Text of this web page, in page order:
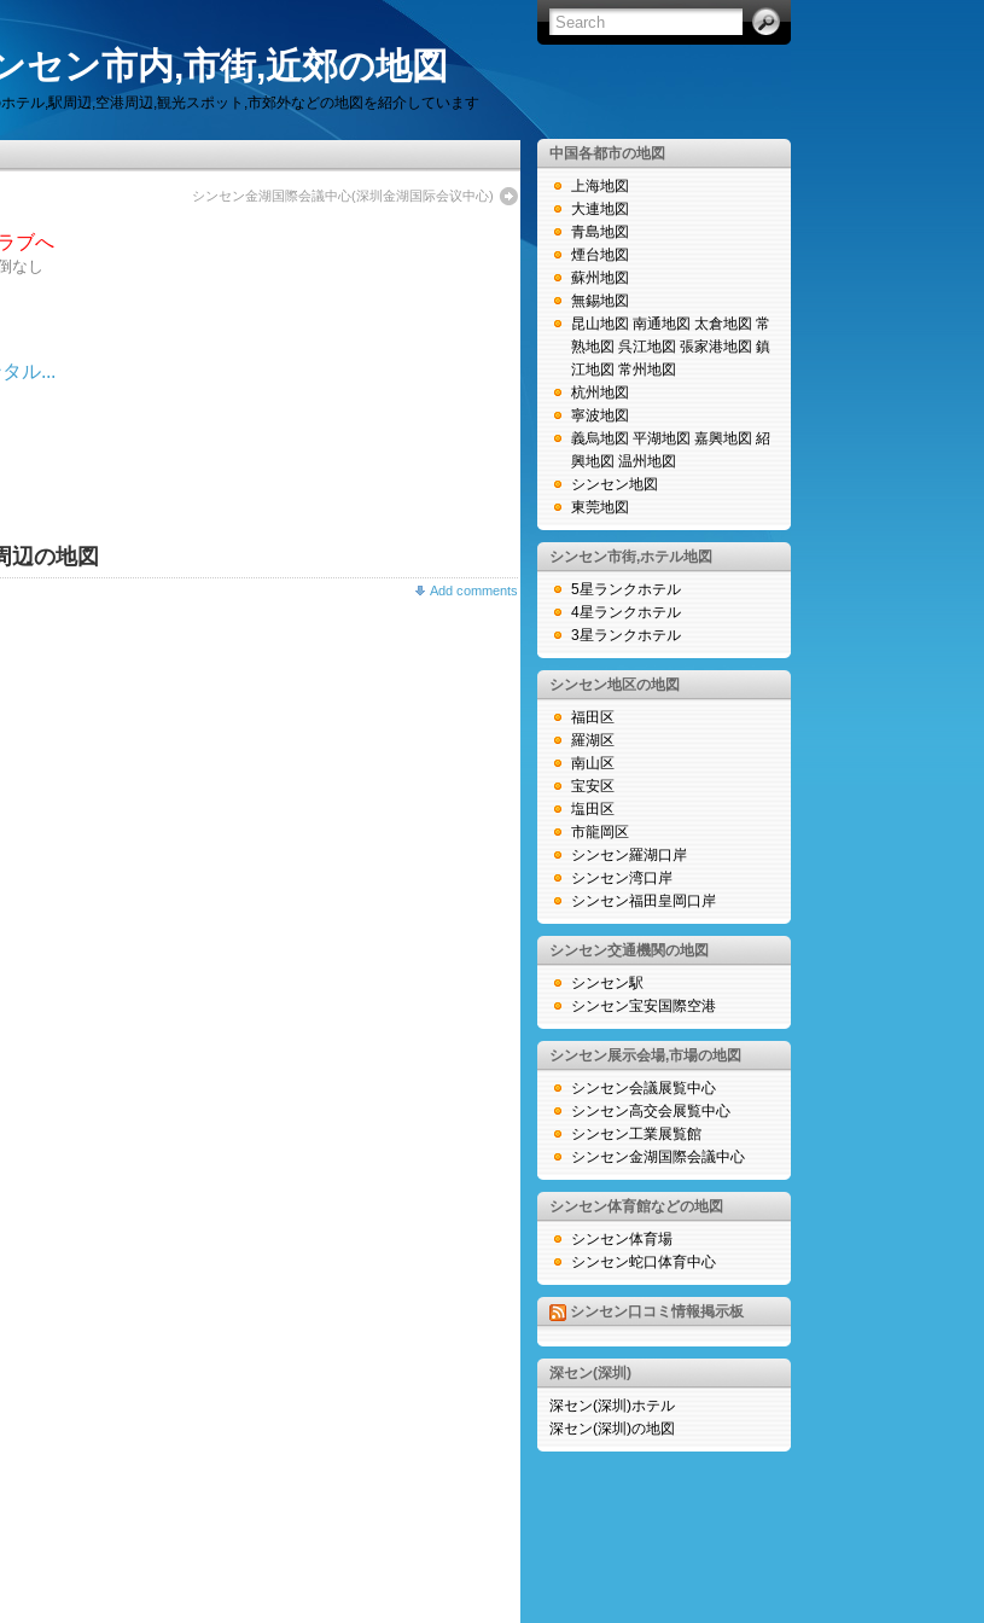
セン市内,市街,近郊の地図
テル,駅周辺,空港周辺,観光スポット,市郊外などの地図を紹介しています
シンセン金湖国際会議中心(深圳金湖国际会议中心)
ブへ
なし
ル...
辺の地図
Add comments
中国各都市の地図
上海地図
大連地図
青島地図
煙台地図
蘇州地図
無錫地図
昆山地図 南通地図 太倉地図 常
熟地図 呉江地図 張家港地図 鎮
江地図 常州地図
杭州地図
寧波地図
義烏地図 平湖地図 嘉興地図 紹
興地図 温州地図
シンセン地図
東莞地図
シンセン市街,ホテル地図
5星ランクホテル
4星ランクホテル
3星ランクホテル
シンセン地区の地図
福田区
羅湖区
南山区
宝安区
塩田区
市龍岡区
シンセン羅湖口岸
シンセン湾口岸
シンセン福田皇岡口岸
シンセン交通機関の地図
シンセン駅
シンセン宝安国際空港
シンセン展示会場,市場の地図
シンセン会議展覧中心
シンセン高交会展覧中心
シンセン工業展覧館
シンセン金湖国際会議中心
シンセン体育館などの地図
シンセン体育場
シンセン蛇口体育中心
シンセン口コミ情報掲示板
深セン(深圳)
深セン(深圳)ホテル
深セン(深圳)の地図